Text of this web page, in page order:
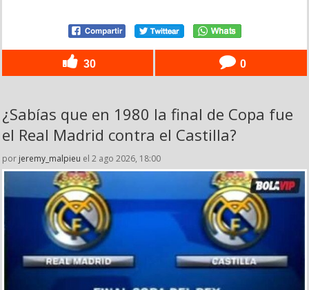
30 0
¿Sabías que en 1980 la final de Copa fue
el Real Madrid contra el Castilla?
por jeremy_malpieu el 2 ago 2026, 18:00